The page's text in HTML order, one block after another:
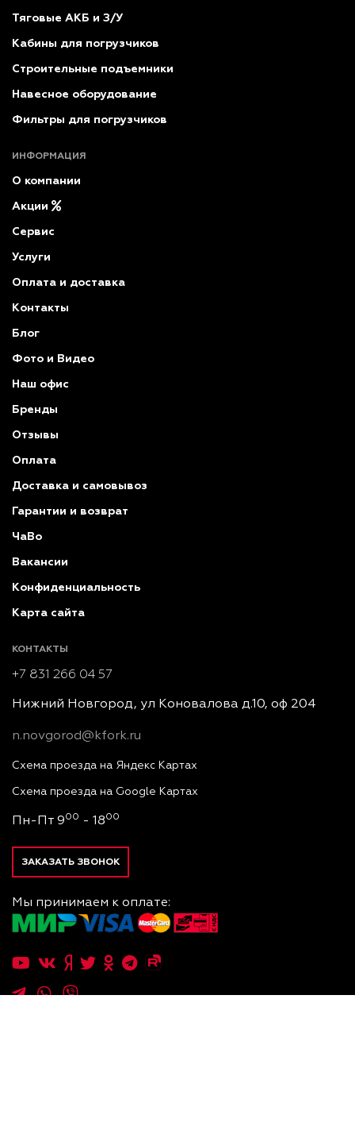
Тяговые АКБ и З/У
Кабины для погрузчиков
Строительные подъемники
Навесное оборудование
Фильтры для погрузчиков
ИНФОРМАЦИЯ
О компании
Акции
Сервис
Услуги
Оплата и доставка
Контакты
Блог
Фото и Видео
Наш офис
Бренды
Отзывы
Оплата
Доставка и самовывоз
Гарантии и возврат
ЧаВо
Вакансии
Конфиденциальность
Карта сайта
КОНТАКТЫ
+7 831 266 04 57
Нижний Новгород, ул Коновалова д.10, оф 204
n.novgorod@kfork.ru
Схема проезда на Яндекс Картах
Схема проезда на Google Картах
Пн-Пт 900 - 1800
ЗАКАЗАТЬ ЗВОНОК
Мы принимаем к оплате: